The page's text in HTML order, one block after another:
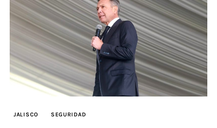
JALISCO SEGURIDAD